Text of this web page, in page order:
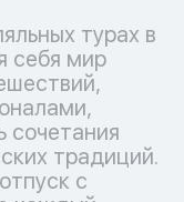
турах в
себя мир
сочетания
традиций.
с